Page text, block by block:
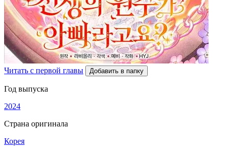
Читать с первой главы Добавить в папку
Год выпуска
2024
Страна оригинала
Корея